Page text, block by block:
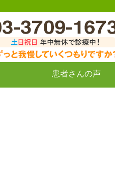
患者さんの声